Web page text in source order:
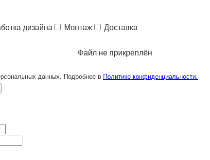
дизайна Монтаж Доставка
Файл не прикреплён
данных. Подробнее в Политике конфиденциальности.